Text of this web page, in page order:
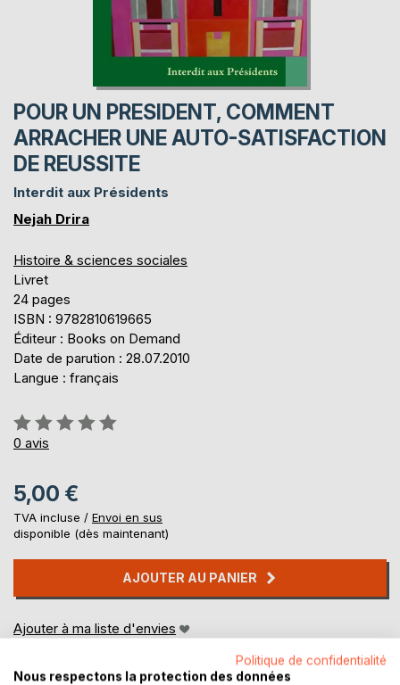
POUR UN PRESIDENT, COMMENT
ARRACHER UNE AUTO-SATISFACTION
DE REUSSITE
Interdit aux Présidents
Nejah Drira
Histoire & sciences sociales
Livret
24 pages
ISBN : 9782810619665
Éditeur : Books on Demand
Date de parution : 28.07.2010
Langue : français
Évaluation:
0%
0 avis
5,00 €
TVA incluse / Envoi en sus
disponible (dès maintenant)
AJOUTER AU PANIER
Ajouter à ma liste d'envies
Politique de confidentialité
Nous respectons la protection des données